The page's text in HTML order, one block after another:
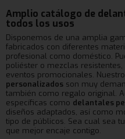
Amplio catálogo de
todos los usos
Disponemos de una amplia
fabricados con diferentes
profesional como doméstico.
poliéster o mezclas
eventos promocionales.
personalizados son muy
también como regalo original.
específicas como delantales
diseños adaptados, así como
tipo de públicos. Sea cual sea
que mejor encaje contigo.